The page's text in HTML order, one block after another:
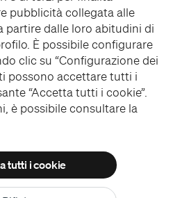
pubblicità collegata alle
partire dalle loro abitudini di
È possibile configurare
clic su “Configurazione dei
possono accettare tutti i
“Accetta tutti i cookie”.
è possibile consultare la
tutti i cookie
tutti
twitteryoutubeinstagram
> ALL RIGHTS RESERVED
> BLUELABS